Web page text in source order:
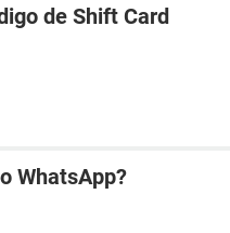
de Shift Card
WhatsApp?